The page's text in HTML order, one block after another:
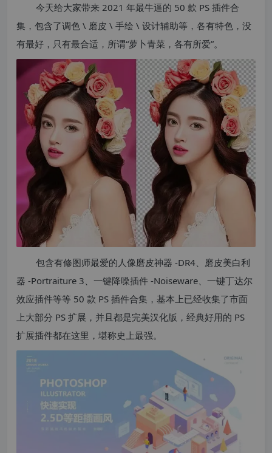
今天给大家带来 2021 年最牛逼的 50 款 PS 插件合
集，包含了调色 \ 磨皮 \ 手绘 \ 设计辅助等，各有特色，没
有最好，只有最合适，所谓“萝卜青菜，各有所爱”。
包含有修图师最爱的人像磨皮神器 -DR4、磨皮美白利
器 -Portraiture 3、一键降噪插件 -Noiseware、一键丁达尔
效应插件等等 50 款 PS 插件合集，基本上已经收集了市面
上大部分 PS 扩展，并且都是完美汉化版，经典好用的 PS
扩展插件都在这里，堪称史上最强。